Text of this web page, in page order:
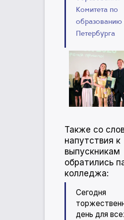
Комитета по
образованию
Петербурга
Также со
напутствия к
выпускникам
обратились
колледжа:
Сегодня
день для